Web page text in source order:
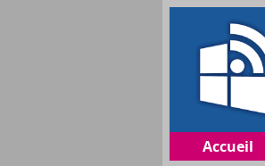
Accueil